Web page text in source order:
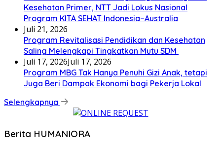
Kesehatan Primer, NTT Jadi Lokus Nasional
Program KITA SEHAT Indonesia–Australia
Juli 21, 2026
Program Revitalisasi Pendidikan dan Kesehatan
Saling Melengkapi Tingkatkan Mutu SDM
Juli 17, 2026Juli 17, 2026
Program MBG Tak Hanya Penuhi Gizi Anak, tetapi
Juga Beri Dampak Ekonomi bagi Pekerja Lokal
Selengkapnya
Berita HUMANIORA